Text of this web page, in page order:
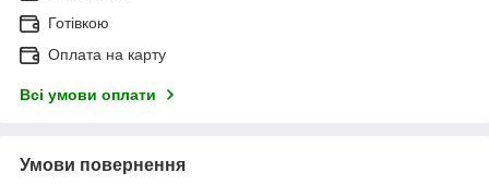
Готівкою
Оплата на карту
Всі умови оплати
Умови повернення